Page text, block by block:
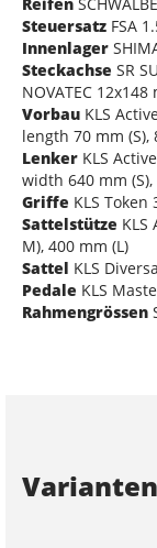
Steuersatz FSA
Innenlager
Steckachse SR
NOVATEC
Vorbau KLS
length 70 mm (S),
Lenker KLS
width 640 mm
Griffe KLS Token
Sattelstütze
M), 400 mm (L)
Sattel KLS Diversa
Pedale KLS
Rahmengrössen